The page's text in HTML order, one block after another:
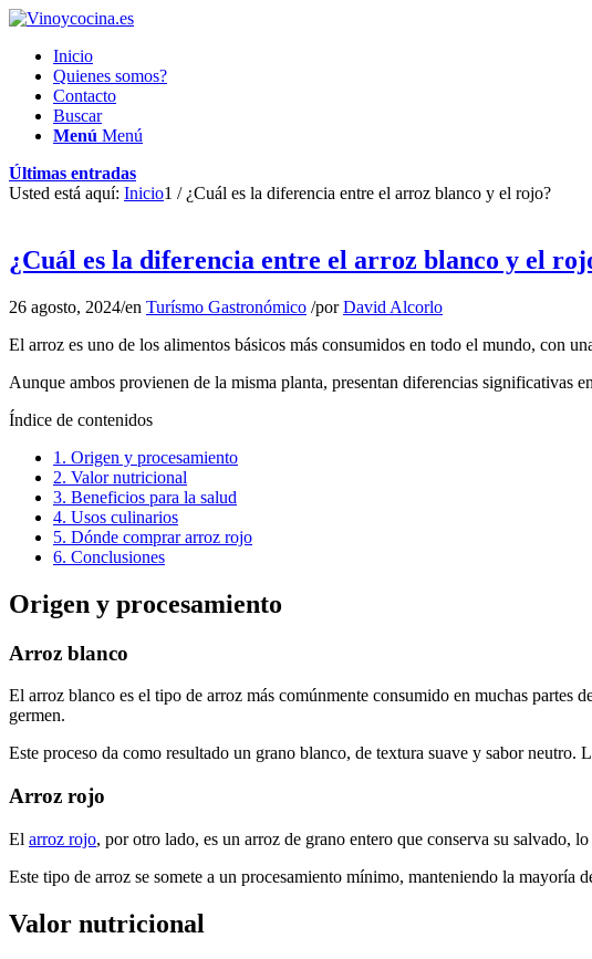
Inicio
Quienes somos?
Contacto
Buscar
Menú Menú
Últimas entradas
Usted está aquí: Inicio1 / ¿Cuál es la diferencia entre el arroz blanco y el rojo?
¿Cuál es la diferencia entre el arroz blanco y el
26 agosto, 2024/en Turísmo Gastronómico /porDavid Alcorlo
El arroz es uno de los alimentos básicos más consumidos en todo el mundo, con
Aunque ambos provienen de la misma planta, presentan diferencias significativas
Índice de contenidos
1. Origen y procesamiento
2. Valor nutricional
3. Beneficios para la salud
4. Usos culinarios
5. Dónde comprar arroz rojo
6. Conclusiones
Origen y procesamiento
Arroz blanco
El arroz blanco es el tipo de arroz más comúnmente consumido en muchas partes
germen.
Este proceso da como resultado un grano blanco, de textura suave y sabor
Arroz rojo
El arroz rojo, por otro lado, es un arroz de grano entero que conserva su salvado,
Este tipo de arroz se somete a un procesamiento mínimo, manteniendo la
Valor nutricional